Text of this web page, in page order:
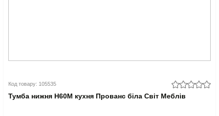
Код товару: 105535
Тумба нижня Н60М кухня Прованс біла Світ Меблів